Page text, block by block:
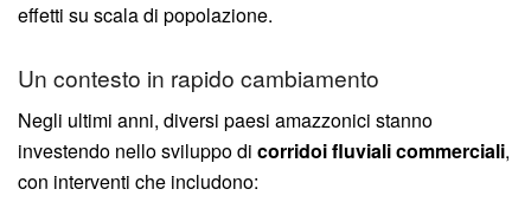
effetti su scala di popolazione.
Un contesto in rapido cambiamento
Negli ultimi anni, diversi paesi amazzonici stanno
investendo nello sviluppo di corridoi fluviali commerciali,
con interventi che includono: